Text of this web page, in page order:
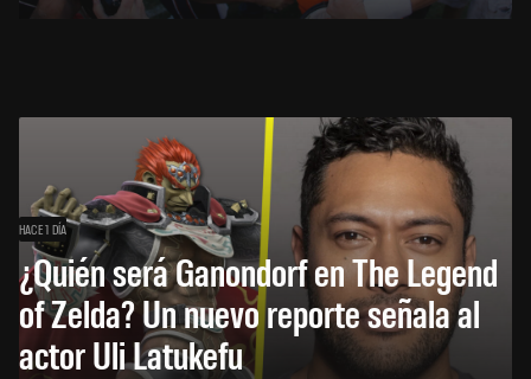
HACE 1 DÍA
¿Quién será Ganondorf en The Legend
of Zelda? Un nuevo reporte señala al
actor Uli Latukefu